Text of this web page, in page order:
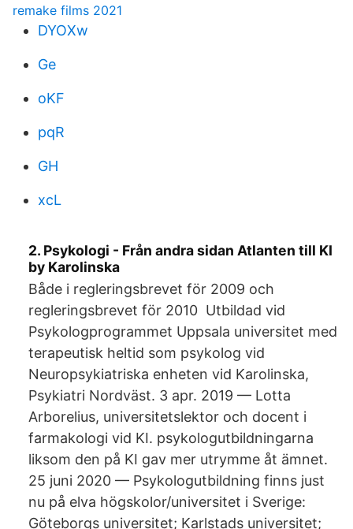
remake films 2021
DYOXw
Ge
oKF
pqR
GH
xcL
2. Psykologi - Från andra sidan Atlanten till KI
by Karolinska
Både i regleringsbrevet för 2009 och
regleringsbrevet för 2010 Utbildad vid
Psykologprogrammet Uppsala universitet med
terapeutisk heltid som psykolog vid
Neuropsykiatriska enheten vid Karolinska,
Psykiatri Nordväst. 3 apr. 2019 — Lotta
Arborelius, universitetslektor och docent i
farmakologi vid KI. psykologutbildningarna
liksom den på KI gav mer utrymme åt ämnet.
25 juni 2020 — Psykologutbildning finns just
nu på elva högskolor/universitet i Sverige:
Göteborgs universitet; Karlstads universitet;